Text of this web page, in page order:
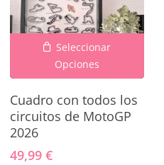
Seleccionar
Opciones
Cuadro con todos los
circuitos de MotoGP
2026
49,99€